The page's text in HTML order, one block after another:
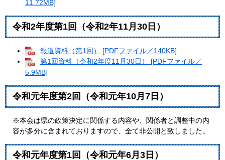
11.72MB]
令和2年度第1回（令和2年11月30日）
報道資料（第1回） [PDFファイル／140KB]
第1回資料（令和2年度11月30日） [PDFファイル／
5.9MB]
令和元年度第2回（令和元年10月7日）
※本会は県の政策決定に関係する内容や、関係者と調整中の内
容が多分に含まれておりますので、全て非公開と致しました。
令和元年度第1回（令和元年6月3日）